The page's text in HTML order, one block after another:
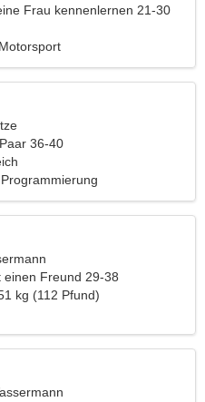
Frau kennenlernen 21-30
36-40
einen Freund 29-38
kg (112 Pfund)